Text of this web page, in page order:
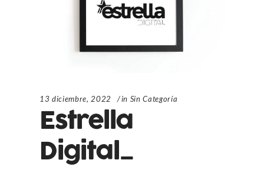
13 diciembre, 2022 in Sin Categoría
Estrella
Digital_